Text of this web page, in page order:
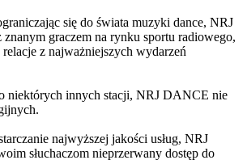
się do świata muzyki dance, NRJ
graczem na rynku sportu radiowego,
z najważniejszych wydarzeń
niektórych innych stacji, NRJ DANCE nie
najwyższej jakości usług, NRJ
słuchaczom nieprzerwany dostęp do